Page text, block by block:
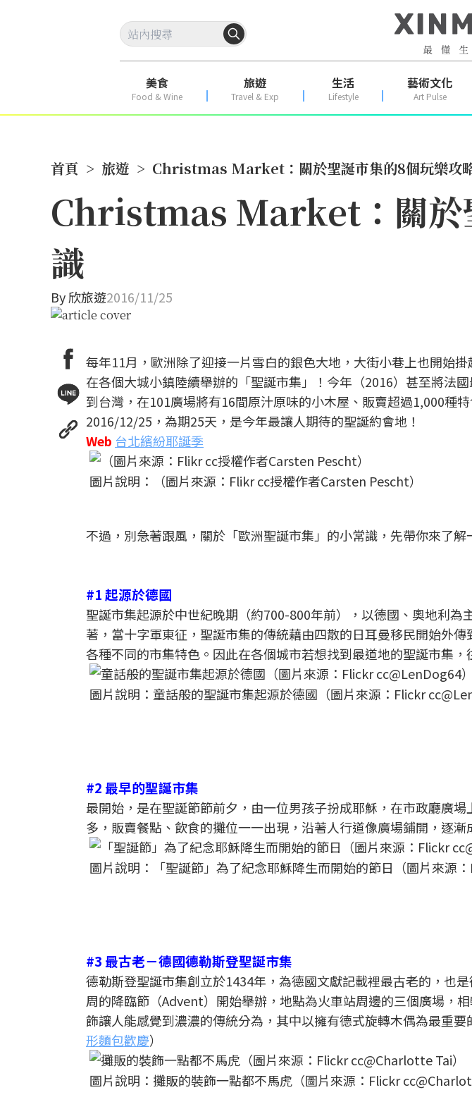
美食
Food & Wine
旅遊
Travel & Exp
生活
Lifestyle
藝術文化
Art Pulse
首頁 > 旅遊 > Christmas Market：關於聖誕市集的8個玩樂攻
Christmas Market：關於
識
By欣旅遊2016/11/25
每年11月，歐洲除了迎接一片雪白的銀色大地，大街小巷上也開始
在各個大城小鎮陸續舉辦的「聖誕市集」！今年（2016）甚至將法
到台灣，在101廣場將有16間原汁原味的小木屋、販賣超過1,000種
2016/12/25，為期25天，是今年最讓人期待的聖誕約會地！
Web 台北繽紛耶誕季
圖片說明：（圖片來源：Flikr cc授權作者Carsten Pescht）
不過，別急著跟風，關於「歐洲聖誕市集」的小常識，先帶你來了解
#1 起源於德國
聖誕市集起源於中世紀晚期（約700-800年前），以德國、奧地利為
著，當十字軍東征，聖誕市集的傳統藉由四散的日耳曼移民開始外
各種不同的市集特色。因此在各個城市若想找到最道地的聖誕市集，
圖片說明：童話般的聖誕市集起源於德國（圖片來源：Flickr
#2 最早的聖誕市集
最開始，是在聖誕節節前夕，由一位男孩子扮成耶穌，在市政廳廣
多，販賣餐點、飲食的攤位一一出現，沿著人行道像廣場鋪開，逐漸
圖片說明：「聖誕節」為了紀念耶穌降生而開始的節日（圖片來源：
#3 最古老－德國德勒斯登聖誕市集
德勒斯登聖誕市集創立於1434年，為德國文獻記載裡最古老的，也
周的降臨節（Advent）開始舉辦，地點為火車站周邊的三個廣場，
飾讓人能感覺到濃濃的傳統分為，其中以擁有德式旋轉木偶為最重要
形麵包歡慶）
圖片說明：攤販的裝飾一點都不馬虎（圖片來源：Flickr